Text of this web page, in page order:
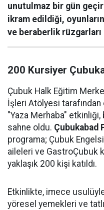
unutulmaz bir gün
ikram edildiği,
ve beraberlik rüzgarları
200 Kursiyer
Çubuk Halk Eğitim
İşleri Atölyesi
"Yaza Merhaba"
sahne oldu. Çubukabad
programa; Çubuk
aileleri ve GastroÇubuk
yaklaşık 200 kişi katıldı.
Etkinlikte, imece
yöresel yemekleri ve